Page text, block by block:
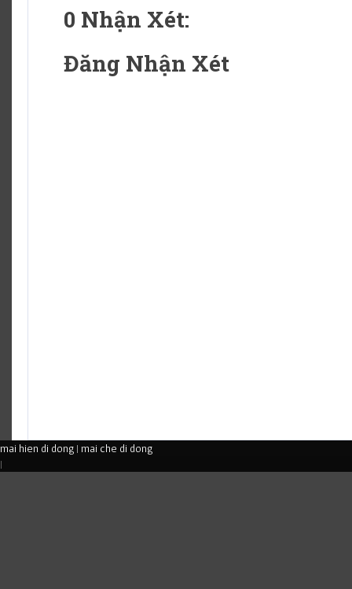
0 Nhận Xét:
Đăng Nhận Xét
mai hien di dong | mai che di dong
|